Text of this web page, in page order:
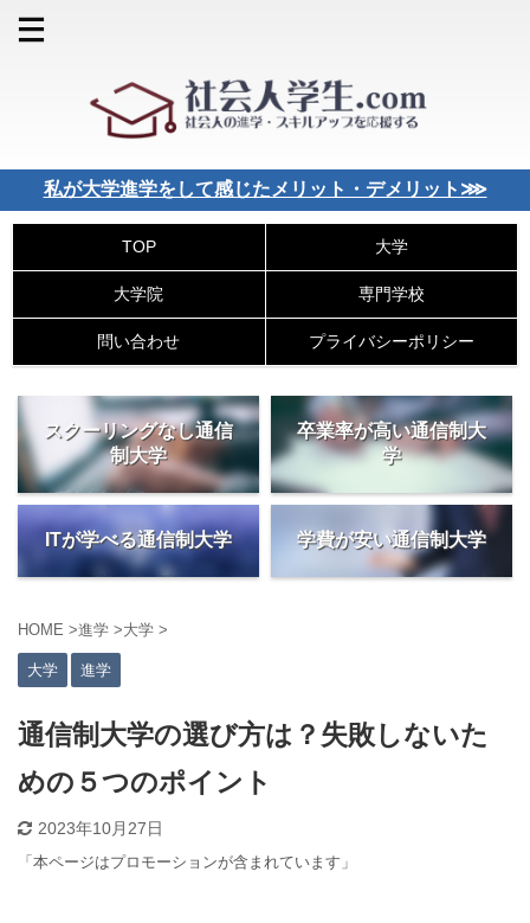
私が大学進学をして感じたメリット・デメリット⋙
TOP 大学
大学院 専門学校
問い合わせ プライバシーポリシー
スクーリングなし通信
制大学
卒業率が高い通信制大
学
ITが学べる通信制大学 学費が安い通信制大学
HOME >進学 >大学 >
大学 進学
通信制大学の選び方は？失敗しないた
めの５つのポイント
2023年10月27日
「本ページはプロモーションが含まれています」